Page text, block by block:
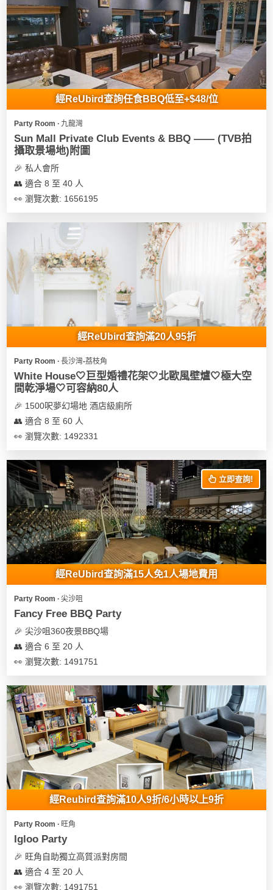
廳
BBQ
場
地
奇
玩
樂
體
手
作
坊
戶
遊
艇
出
租
經ReUbird查詢任食BBQ低至+$48/位
Party Room ∙ 九龍灣
Sun Mall Private Club Events & BBQ —— (TVB拍
攝取景場地)附圖
🎉 私人會所
👥 適合 8 至 40 人
👀 瀏覽次數: 1656195
經ReUbird查詢滿20人95折
Party Room ∙ 長沙灣-荔枝角
White House🤍巨型婚禮花架🤍北歐風壁爐🤍極大空
間乾淨場🤍可容納80人
🎉 1500呎夢幻場地 酒店級廁所
👥 適合 8 至 60 人
👀 瀏覽次數: 1492331
立即查詢!
經ReUbird查詢滿15人免1人場地費用
Party Room ∙ 尖沙咀
Fancy Free BBQ Party
🎉 尖沙咀360夜景BBQ場
👥 適合 6 至 20 人
👀 瀏覽次數: 1491751
經Reubird查詢滿10人9折/6小時以上9折
Party Room ∙ 旺角
Igloo Party
🎉 旺角自助獨立高質派對房間
👥 適合 4 至 20 人
👀 瀏覽次數: 1491751